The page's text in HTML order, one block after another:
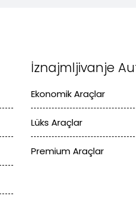
İznajmljivanje
Ekonomik Araçlar
Lüks Araçlar
Premium Araçlar